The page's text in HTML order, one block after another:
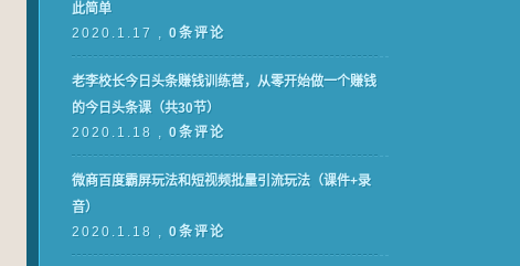
此简单
2020.1.17 , 0条评论
老李校长今日头条赚钱训练营，从零开始做一个赚钱
的今日头条课（共30节）
2020.1.18 , 0条评论
微商百度霸屏玩法和短视频批量引流玩法（课件+录
音）
2020.1.18 , 0条评论